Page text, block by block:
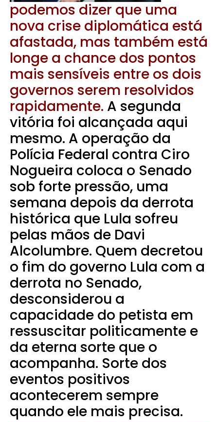
podemos dizer que uma
nova crise diplomática está
afastada, mas também está
longe a chance dos pontos
mais sensíveis entre os dois
governos serem resolvidos
rapidamente. A segunda
vitória foi alcançada aqui
mesmo. A operação da
Polícia Federal contra Ciro
Nogueira coloca o Senado
sob forte pressão, uma
semana depois da derrota
histórica que Lula sofreu
pelas mãos de Davi
Alcolumbre. Quem decretou
o fim do governo Lula com a
derrota no Senado,
desconsiderou a
capacidade do petista em
ressuscitar politicamente e
da eterna sorte que o
acompanha. Sorte dos
eventos positivos
acontecerem sempre
quando ele mais precisa.